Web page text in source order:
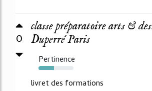
0
classe préparatoire arts &
Duperré Paris
Pertinence
44%
livret des formations